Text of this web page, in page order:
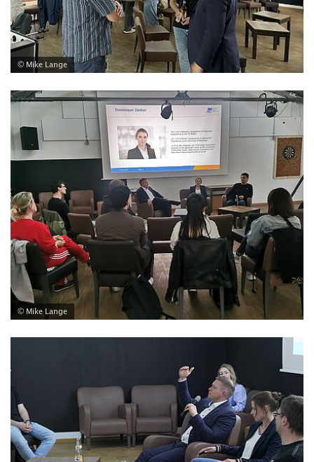
© Mike Lange
© Mike Lange